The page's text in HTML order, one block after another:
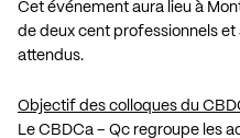
Cet événement aura lieu à
de deux cent professionnels
attendus.
Objectif des colloques du
Le CBDCa – Qc regroupe les